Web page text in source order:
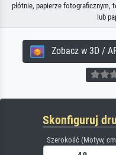
płótnie, papierze fotograficznym,
lub
Zobacz w 3D /
Skonfiguruj
Szerokość (Motyw,